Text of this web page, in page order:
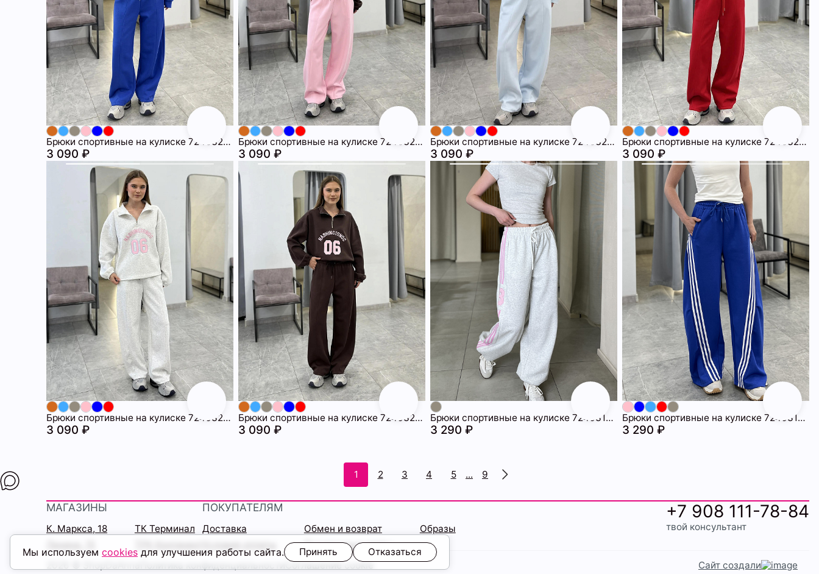
Брюки спортивные на кулиске 72463209\63
3 090 ₽
Брюки спортивные на кулиске 72463209\447
3 090 ₽
Брюки спортивные на кулиске 72463209\20
3 090 ₽
Брюки спортивные на кулиске 72463209\17
3 090 ₽
Брюки спортивные на кулиске 72463209\1225
3 090 ₽
Брюки спортивные на кулиске 72463209\1013
3 090 ₽
Брюки спортивные на кулиске 72463172\1225
3 290 ₽
Брюки спортивные на кулиске 72463171\63
3 290 ₽
1 2 3 4 5 ... 9
МАГАЗИНЫ
К. Маркса, 18
ТК Терминал
ПОКУПАТЕЛЯМ
Доставка
Обмен и возврат
Подарочные карты
Образы
+7 908 111-78-84
твой консультант
Политика конфиденциальности Соглашение cookie Сайт создали
Мы используем cookies для улучшения работы сайта. Принять Отказаться